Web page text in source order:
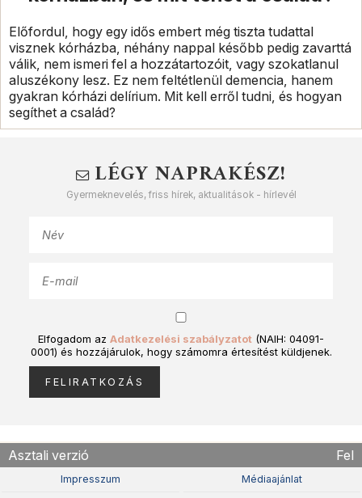
Előfordul, hogy egy idős embert még tiszta tudattal
visznek kórházba, néhány nappal később pedig zavarttá
válik, nem ismeri fel a hozzátartozóit, vagy szokatlanul
aluszékony lesz. Ez nem feltétlenül demencia, hanem
gyakran kórházi delírium. Mit kell erről tudni, és hogyan
segíthet a család?
LÉGY NAPRAKÉSZ!
Gyermeknevelés, friss hírek, aktualitások - hírlevél
Elfogadom az Adatkezelési szabályzatot (NAIH: 04091-
0001) és hozzájárulok, hogy számomra értesítést küldjenek.
Asztali verzió Fel
Impresszum Médiaajánlat